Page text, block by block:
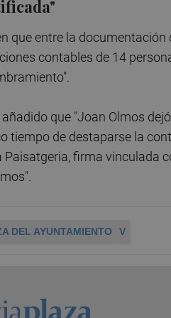
que entre la
contables de 14
que "Joan Olmos
tiempo de destaparse la
firma vinculada
DEL AYUNTAMIENTO V